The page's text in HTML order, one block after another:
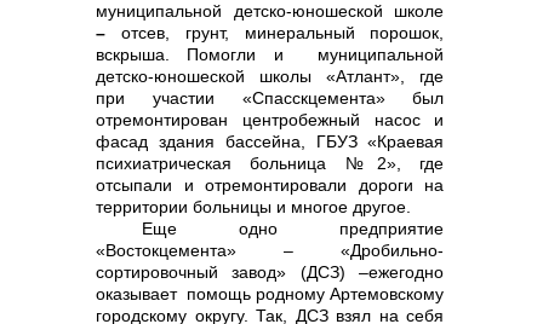
Контакты
муниципальной детско-юношеской школе
– отсев, грунт, минеральный порошок,
вскрыша. Помогли и муниципальной
детско-юношеской школы «Атлант», где
при участии «Спасскцемента» был
отремонтирован центробежный насос и
фасад здания бассейна, ГБУЗ «Краевая
психиатрическая больница №2», где
отсыпали и отремонтировали дороги на
территории больницы и многое другое.
Еще одно предприятие
«Востокцемента» – «Дробильно-
сортировочный завод» (ДСЗ) –ежегодно
оказывает помощь родному Артемовскому
городскому округу. Так, ДСЗ взял на себя